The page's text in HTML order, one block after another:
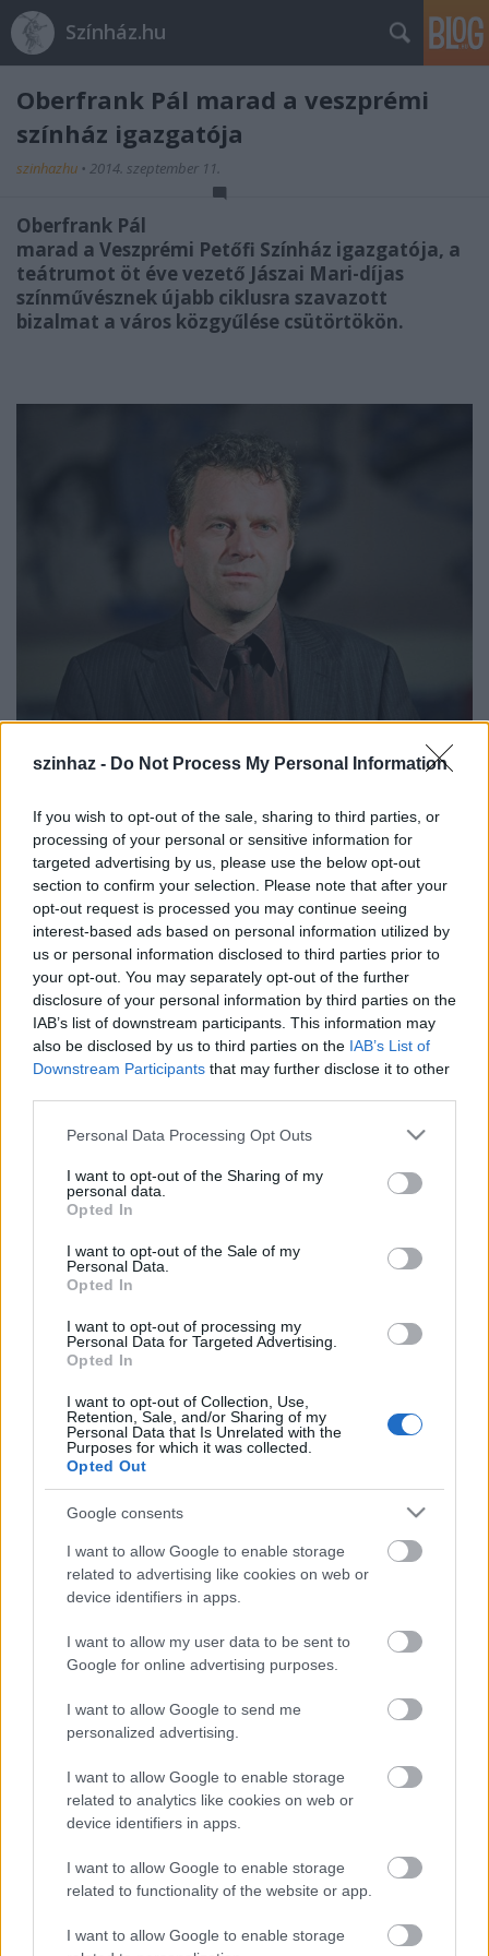
szinhaz - Do Not Process My Personal Information
If you wish to opt-out of the sale, sharing to third parties, or
processing of your personal or sensitive information for
targeted advertising by us, please use the below opt-out
section to confirm your selection. Please note that after your
opt-out request is processed you may continue seeing
interest-based ads based on personal information utilized by
us or personal information disclosed to third parties prior to
your opt-out. You may separately opt-out of the further
disclosure of your personal information by third parties on the
IAB’s list of downstream participants. This information may
also be disclosed by us to third parties on the IAB’s List of
Downstream Participants that may further disclose it to other
Please note that this website/app uses one or more Google
not limited to your visit or usage behaviour. You may click to
grant or deny consent to Google and its third-party tags to
use your data for below specified purposes in below Google
consent section.
Personal Data Processing Opt Outs
I want to opt-out of the Sharing of my
personal data.
Opted In
I want to opt-out of the Sale of my
Personal Data.
Opted In
I want to opt-out of processing my
Personal Data for Targeted Advertising.
Opted In
I want to opt-out of Collection, Use,
Retention, Sale, and/or Sharing of my
Personal Data that Is Unrelated with the
Purposes for which it was collected.
Opted Out
Google consents
I want to allow Google to enable storage
related to advertising like cookies on web or
device identifiers in apps.
I want to allow my user data to be sent to
Google for online advertising purposes.
I want to allow Google to send me
personalized advertising.
I want to allow Google to enable storage
related to analytics like cookies on web or
device identifiers in apps.
I want to allow Google to enable storage
related to functionality of the website or app.
I want to allow Google to enable storage
Színház.hu
Oberfrank Pál marad a veszprémi
színház igazgatója
szinhazhu • 2014. szeptember 11.
Oberfrank Pál
marad a Veszprémi Petőfi Színház igazgatója, a
teátrumot öt éve vezető Jászai Mari-díjas
színművésznek újabb ciklusra szavazott
bizalmat a város közgyűlése csütörtökön.
A jelen levő képviselők többségi szavazatával, egy
tartózkodás mellett meghozott döntés értelmében
Oberfrank Pál új mandátuma 2015. február 1-től
újabb öt évre szól.
Oberfrank Pálegyedüliként pályázott a Veszprémi
Petőfi Színház vezetésére és mint azt az MTI
kérdésére elmondta, legfontosabb feladatának
tartja, hogy az előadásokkal az emberekhez
szóljanak. Úgy fogalmazott, egy megyei jogú
ők a legfontosabbak. Mellettük fontos, hogy
dolgozóink minél jobb körülmények közt tudják
hogy fejleszteni tudjunk – hangsúlyozta
Oberfrank
. Hozzátette: az elkövetkezendő öt évben komoly
minőségi változást szeretne a technikai
körülményekben.
A repertoárról kiemelte, „
kortárs drámák közül nagyon nehéz olyat találni,
amivel nagyon érvényesen meg lehet szólítani a nézőt,
különösképpen a veszprémi nézőt, aki rendkívül igényes.
Nem szeretnék rajtuk kísérletezni, ezért inkább nyúlunk
a már bizonyított értékekhez”.
Az igazgató célként fogalmazta meg a fiatalok felé
történő nyitást, a gyermekes családok és az
egyetemisták elérését, mert ők lesznek a jövő
közönsége. Oberfrank Pál
társművészeteknek is teret kíván adni.
A Veszprémi Petőfi Színház bérleteseinek száma
Oberfrank Pálkinevezése óta 11 ezerről 17 ezerre
növekedett, a nézőszám stabilan 80-90 ezer körül
Címkék:Oberfrank Pál veszprémi petőfi színház